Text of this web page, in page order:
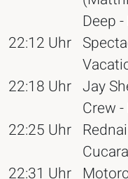
Deep
22:12 Uhr
22:18 Uhr Jay
Crew
22:25 Uhr
22:31 Uhr